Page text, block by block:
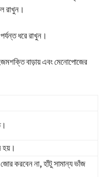
রাখুন।
ধরে রাখুন।
বাড়ায় এবং মেনোপোজের
হয়।
করবেন না, হাঁটু সামান্য ভাঁজ